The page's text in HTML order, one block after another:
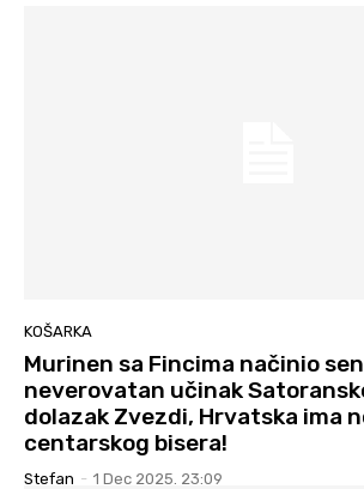
KOŠARKA
Murinen sa Fincima načinio
neverovatan učinak
dolazak Zvezdi, Hrvatska ima
centarskog bisera!
Stefan - 1 Dec 2025. 23:09